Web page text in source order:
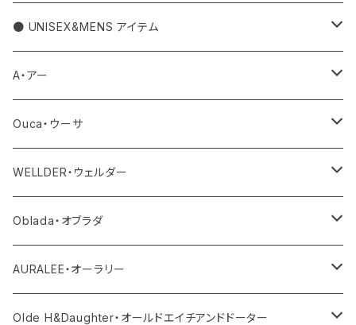
アウター
トップス
カットソー
シャツ
ボトム
デニム
その他パンツ
ワンピース・サロペット
その他
帽子
シューズ
● UNISEX&MENS アイテム
アウター
トップス
ボトム
サロペット・オールインワン
その他
A・アー
バッグ
その他
Ouca・ウーサ
アクセサリー
WELLDER・ウェルダー
アウター
トップス
トップス
ボトム
Oblada・オブラダ
アウター
トップス
AURALEE・オーラリー
アウター
Olde H&Daughter・オールドエイチアンドドーター